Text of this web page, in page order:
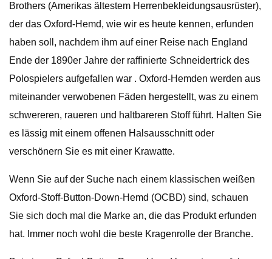
Brothers (Amerikas ältestem Herrenbekleidungsausrüster),
der das Oxford-Hemd, wie wir es heute kennen, erfunden
haben soll, nachdem ihm auf einer Reise nach England
Ende der 1890er Jahre der raffinierte Schneidertrick des
Polospielers aufgefallen war . Oxford-Hemden werden aus
miteinander verwobenen Fäden hergestellt, was zu einem
schwereren, raueren und haltbareren Stoff führt. Halten Sie
es lässig mit einem offenen Halsausschnitt oder
verschönern Sie es mit einer Krawatte.
Wenn Sie auf der Suche nach einem klassischen weißen
Oxford-Stoff-Button-Down-Hemd (OCBD) sind, schauen
Sie sich doch mal die Marke an, die das Produkt erfunden
hat. Immer noch wohl die beste Kragenrolle der Branche.